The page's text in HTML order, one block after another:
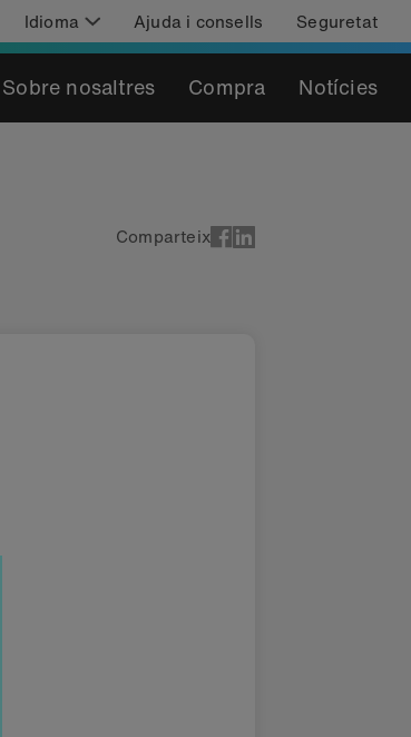
Idioma Ajuda i consells Seguretat
Sobre nosaltres Compra Notícies
Comparteix